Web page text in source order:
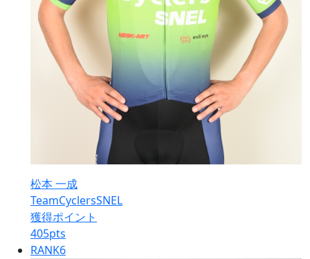
松本 一成
TeamCyclersSNEL
獲得ポイント
405pts
RANK6